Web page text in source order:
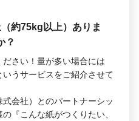
約75kg以上）ありま
？
さい！量が多い場合には
いうサービスをご紹介させて
会社）とのパートナーシッ
『こんな紙がつくりたい、